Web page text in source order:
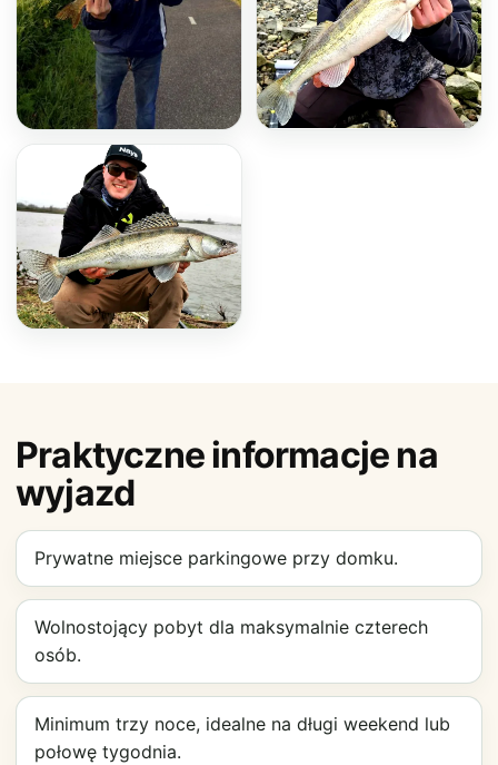
Praktyczne informacje na
wyjazd
Prywatne miejsce parkingowe przy domku.
Wolnostojący pobyt dla maksymalnie czterech
osób.
Minimum trzy noce, idealne na długi weekend lub
połowę tygodnia.